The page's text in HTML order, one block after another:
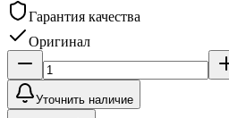
Гарантия качества
Оригинал
Уточнить наличие